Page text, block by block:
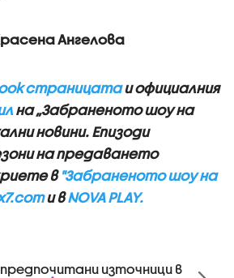
Ангелова
страницатаи официалния
на „Забраненото шоу на
новини. Епизоди
на предаването
в "Забраненото шоу на
и вNOVA PLAY.
източници в